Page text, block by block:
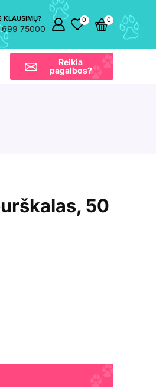
KLAUSIMŲ?
699 75000
0 0
Reikia
pagalbos?
50